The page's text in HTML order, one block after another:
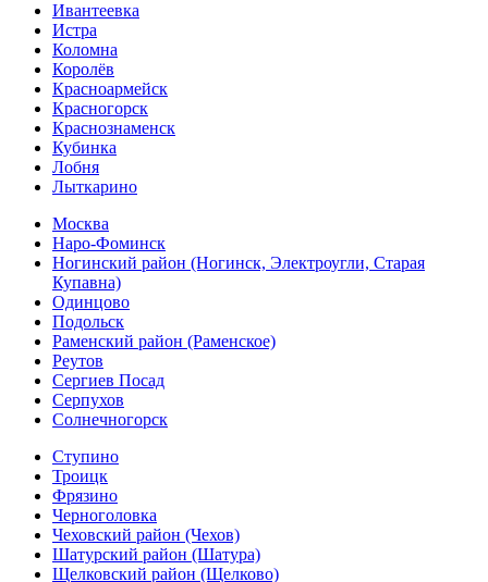
Ивантеевка
Истра
Коломна
Королёв
Красноармейск
Красногорск
Краснознаменск
Кубинка
Лобня
Лыткарино
Москва
Наро-Фоминск
Ногинский район (Ногинск, Электроугли, Старая
Купавна)
Одинцово
Подольск
Раменский район (Раменское)
Реутов
Сергиев Посад
Серпухов
Солнечногорск
Ступино
Троицк
Фрязино
Черноголовка
Чеховский район (Чехов)
Шатурский район (Шатура)
Щелковский район (Щелково)